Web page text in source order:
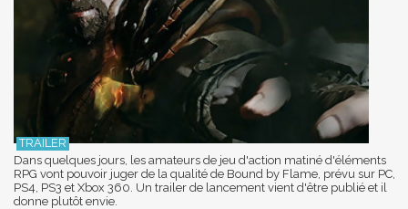
Dans quelques jours, les amateurs de jeu d'action matiné d'éléments
RPG vont pouvoir juger de la qualité de Bound by Flame, prévu sur PC,
PS4, PS3 et Xbox 360. Un trailer de lancement vient d'être publié et il
donne plutôt envie.